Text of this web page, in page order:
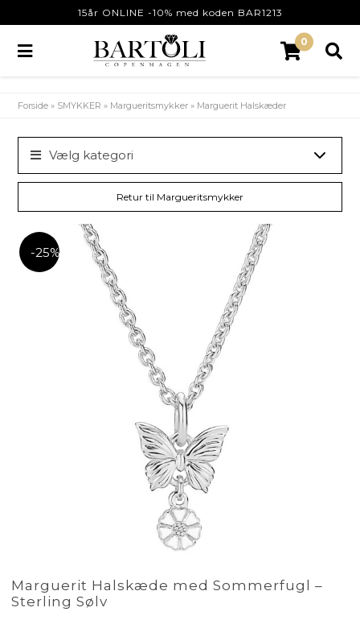
15år ONLINE -10% med koden BAR1213
0
Forside » SMYKKER » Margueritsmykker » Marguerit Halskæder
Vælg kategori
Retur til Margueritsmykker
-25%
Marguerit Halskæde med Sommerfugl –
Sterling Sølv